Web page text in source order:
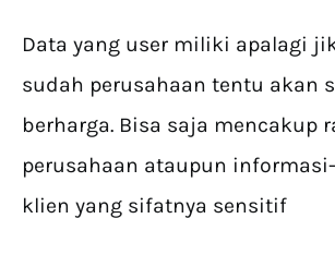
Data yang user miliki apalagi
sudah perusahaan tentu akan
berharga. Bisa saja mencakup
perusahaan ataupun
klien yang sifatnya sensitif